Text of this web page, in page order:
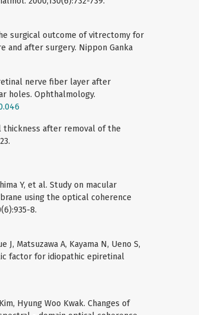
surgical outcome of vitrectomy for
and after surgery. Nippon Ganka
retinal nerve fiber layer after
holes. Ophthalmology.
thickness after removal of the
Y, et al. Study on macular
using the optical coherence
8.
J, Matsuzawa A, Kayama N, Ueno S,
factor for idiopathic epiretinal
Hyung Woo Kwak. Changes of